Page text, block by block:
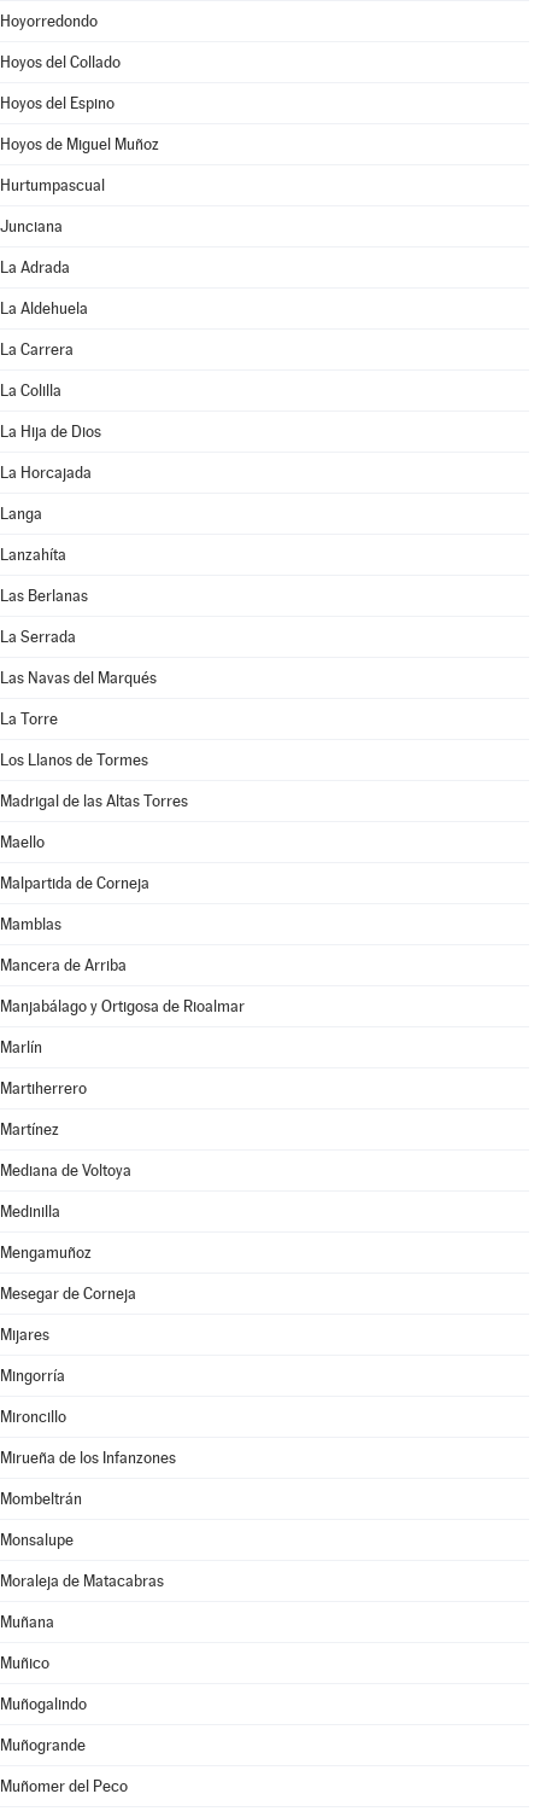
Hoyorredondo
Hoyos del Collado
Hoyos del Espino
Hoyos de Miguel Muñoz
Hurtumpascual
Junciana
La Adrada
La Aldehuela
La Carrera
La Colilla
La Hija de Dios
La Horcajada
Langa
Lanzahíta
Las Berlanas
La Serrada
Las Navas del Marqués
La Torre
Los Llanos de Tormes
Madrigal de las Altas Torres
Maello
Malpartida de Corneja
Mamblas
Mancera de Arriba
Manjabálago y Ortigosa de Rioalmar
Marlín
Martiherrero
Martínez
Mediana de Voltoya
Medinilla
Mengamuñoz
Mesegar de Corneja
Mijares
Mingorría
Mironcillo
Mirueña de los Infanzones
Mombeltrán
Monsalupe
Moraleja de Matacabras
Muñana
Muñico
Muñogalindo
Muñogrande
Muñomer del Peco